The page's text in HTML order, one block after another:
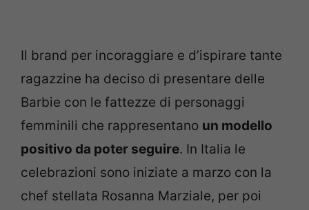
Il brand per incoraggiare e d’ispirare tante
ragazzine ha deciso di presentare delle
Barbie con le fattezze di personaggi
femminili che rappresentano un modello
positivo da poter seguire. In Italia le
celebrazioni sono iniziate a marzo con la
chef stellata Rosanna Marziale, per poi